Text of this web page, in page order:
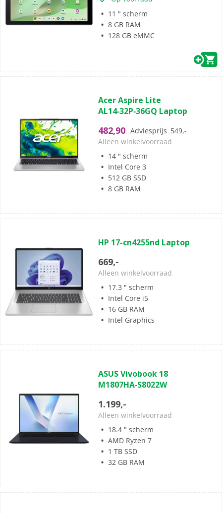
11 " scherm
8 GB RAM
128 GB eMMC
van
de
sterren.
Acer Aspire Lite
AL14‑32P‑36GQ Laptop
482,90 Adviesprijs 549,-
Alleen winkelvoorraad
14 " scherm
Intel Core 3
512 GB SSD
8 GB RAM
van
5
sterren.
HP 17-cn4255nd Laptop
669,-
Alleen winkelvoorraad
17.3 " scherm
Intel Core i5
16 GB RAM
Intel Graphics
van
de
sterren.
7
beoordelingen
ASUS Vivobook 18
M1807HA‑S8022W
1.199,-
Alleen winkelvoorraad
18.4 " scherm
AMD Ryzen 7
1 TB SSD
32 GB RAM